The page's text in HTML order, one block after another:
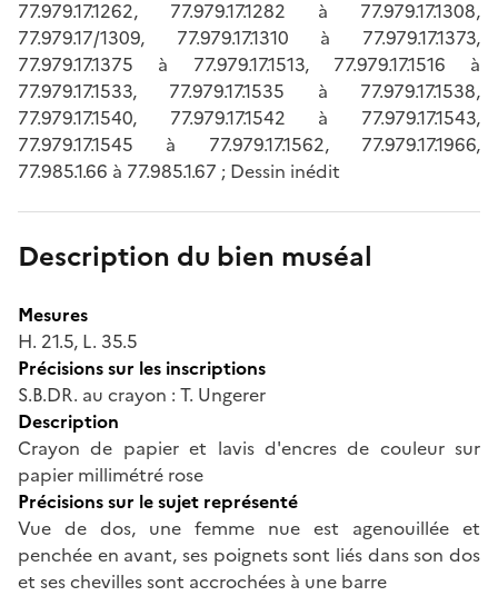
77.979.17.1262, 77.979.17.1282 à 77.979.17.1308,
77.979.17/1309, 77.979.17.1310 à 77.979.17.1373,
77.979.17.1375 à 77.979.17.1513, 77.979.17.1516 à
77.979.17.1533, 77.979.17.1535 à 77.979.17.1538,
77.979.17.1540, 77.979.17.1542 à 77.979.17.1543,
77.979.17.1545 à 77.979.17.1562, 77.979.17.1966,
77.985.1.66 à 77.985.1.67 ; Dessin inédit
Description du bien muséal
Mesures
H. 21.5, L. 35.5
Précisions sur les inscriptions
S.B.DR. au crayon : T. Ungerer
Description
Crayon de papier et lavis d'encres de couleur sur
papier millimétré rose
Précisions sur le sujet représenté
Vue de dos, une femme nue est agenouillée et
penchée en avant, ses poignets sont liés dans son dos
et ses chevilles sont accrochées à une barre